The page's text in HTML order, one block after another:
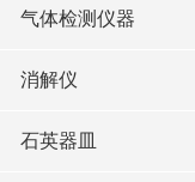
气体检测仪器
消解仪
石英器皿